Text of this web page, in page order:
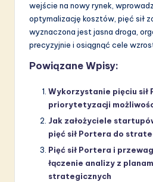
wejście na nowy rynek,
optymalizację kosztów, pięć sił
wyznaczona jest jasna droga,
precyzyjnie i osiągnąć cele
Powiązane Wpisy:
Wykorzystanie pięciu sił
priorytetyzacji
Jak założyciele
pięć sił Portera do
Pięć sił Portera i
łączenie analizy z
strategicznych